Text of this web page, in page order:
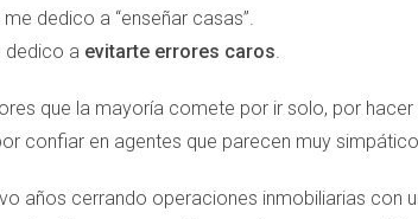
avanzada, rutas de senderismo en la Sierra.
cabeza
tiene costes, pero se puede optimizar.
amistades y servicios están al alcance si te
me dedico a “enseñar casas”.
dedico a evitarte errores caros.
que la mayoría comete por ir solo, por
confiar en agentes que parecen muy
años cerrando operaciones inmobiliarias con